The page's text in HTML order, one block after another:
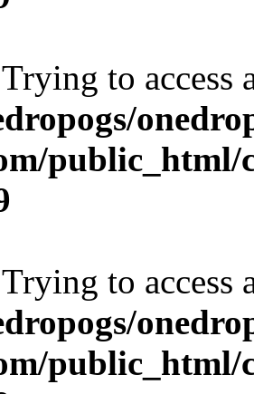
to access
public_html/
to access
public_html/